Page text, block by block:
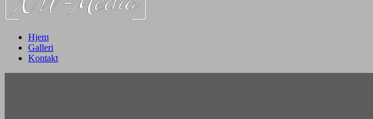
Hjem
Galleri
Kontakt